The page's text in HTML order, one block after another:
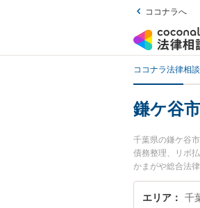
ココナラへ
ココナラ法律相談
鎌ケ谷
千葉県の鎌ケ谷
債務整理、リボ
かまがや総合法
すぐに弁護士に
相談予約したい
エリア 千